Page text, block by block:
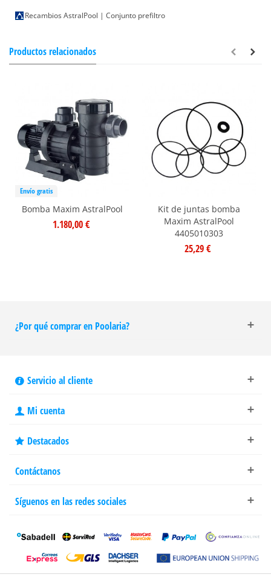
Recambios AstralPool | Conjunto prefiltro
Productos relacionados
Envío gratis
Bomba Maxim AstralPool
1.180,00 €
Kit de juntas bomba
Maxim AstralPool
4405010303
25,29 €
¿Por qué comprar en Poolaria?
Servicio al cliente
Mi cuenta
Destacados
Contáctanos
Síguenos en las redes sociales